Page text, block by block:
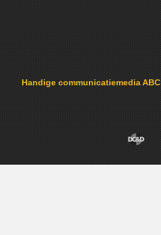
Handige communicatiemedia ABC